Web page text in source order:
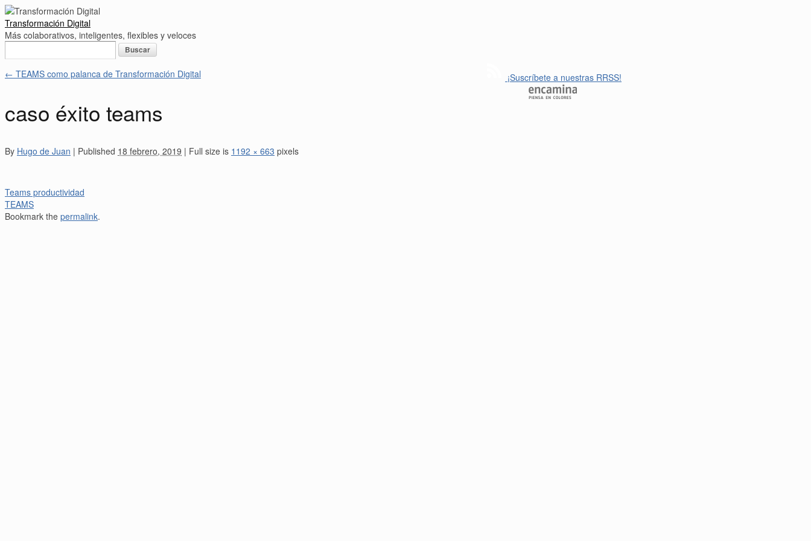
Transformación Digital
Más colaborativos, inteligentes, flexibles y veloces
← TEAMS como palanca de Transformación Digital
caso éxito teams
By Hugo de Juan | Published 18 febrero, 2019 | Full size is 1192 × 663 pixels
Teams productividad
TEAMS
Bookmark the permalink.
¡Suscríbete a nuestras RRSS!